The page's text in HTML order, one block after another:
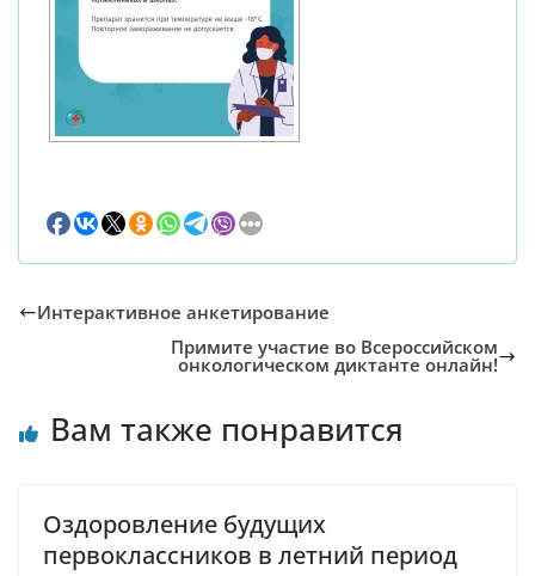
Интерактивное анкетирование
Примите участие во Всероссийском
онкологическом диктанте онлайн!
Вам также понравится
Оздоровление будущих
первоклассников в летний период